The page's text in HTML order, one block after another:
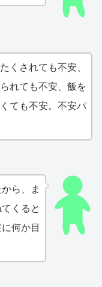
くされても不安、
れても不安、飯を
ても不安。不安パ
ら、ま
くると
何か目